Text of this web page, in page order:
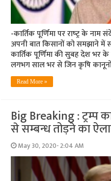
-कार्तिक पूर्णिमा पर राष्‍ट्र के
अपनी बात किसानों को समझाने
कार्तिक पूर्णिमा की सुबह देश
लगभग साल भर से जिन कृषि
Read More »
Big Breaking : ट्रम्‍प
से सम्‍बन्‍ध तोड़ने का
May 30, 2020- 2:04 AM